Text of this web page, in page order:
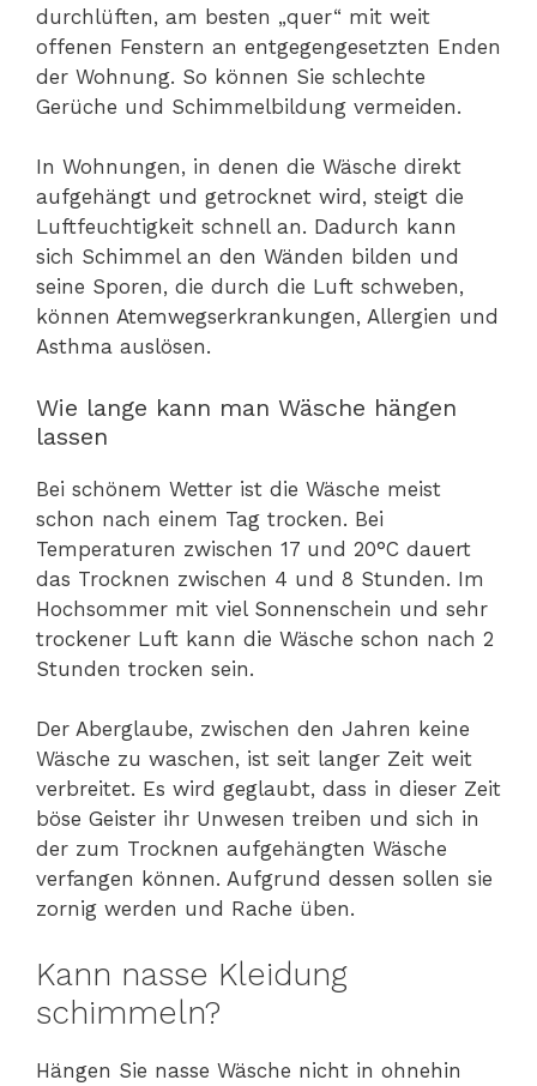
durchlüften, am besten „quer“ mit weit
offenen Fenstern an entgegengesetzten Enden
der Wohnung. So können Sie schlechte
Gerüche und Schimmelbildung vermeiden.
In Wohnungen, in denen die Wäsche direkt
aufgehängt und getrocknet wird, steigt die
Luftfeuchtigkeit schnell an. Dadurch kann
sich Schimmel an den Wänden bilden und
seine Sporen, die durch die Luft schweben,
können Atemwegserkrankungen, Allergien und
Asthma auslösen.
Wie lange kann man Wäsche hängen
lassen
Bei schönem Wetter ist die Wäsche meist
schon nach einem Tag trocken. Bei
Temperaturen zwischen 17 und 20°C dauert
das Trocknen zwischen 4 und 8 Stunden. Im
Hochsommer mit viel Sonnenschein und sehr
trockener Luft kann die Wäsche schon nach 2
Stunden trocken sein.
Der Aberglaube, zwischen den Jahren keine
Wäsche zu waschen, ist seit langer Zeit weit
verbreitet. Es wird geglaubt, dass in dieser Zeit
böse Geister ihr Unwesen treiben und sich in
der zum Trocknen aufgehängten Wäsche
verfangen können. Aufgrund dessen sollen sie
zornig werden und Rache üben.
Kann nasse Kleidung
schimmeln?
Hängen Sie nasse Wäsche nicht in ohnehin